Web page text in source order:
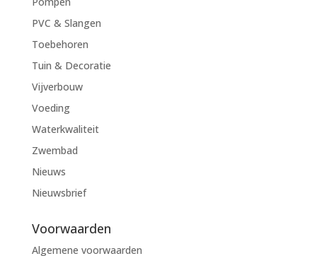
PVC & Slangen
Toebehoren
Tuin & Decoratie
Vijverbouw
Voeding
Waterkwaliteit
Zwembad
Nieuws
Nieuwsbrief
Voorwaarden
Algemene voorwaarden